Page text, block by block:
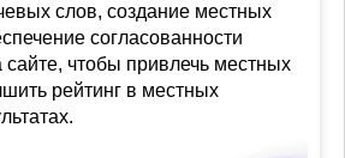
слов, создание местных
согласованности
чтобы привлечь местных
рейтинг в местных